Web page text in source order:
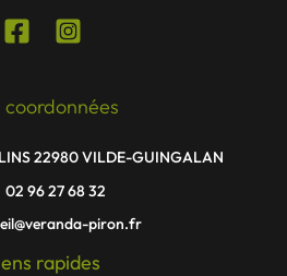
coordonnées
22980 VILDE-GUINGALAN
02 96 27 68 32
piron.fr
rapides